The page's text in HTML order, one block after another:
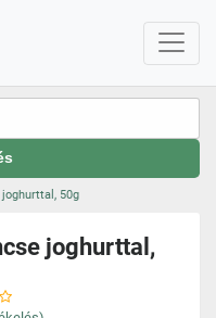
50g
joghurttal,